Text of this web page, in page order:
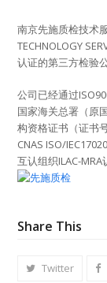
南京先施质检技术
TECHNOLOGY
认证的第三方检验公
公司已经通过
国家海关总署（原
构资格证书（证书
CNAS ISO/
互认组织ILAC-MRA
Share This
Twitter